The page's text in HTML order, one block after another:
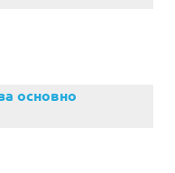
основно